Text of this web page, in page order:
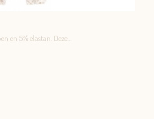
en 5% elastan. Deze…